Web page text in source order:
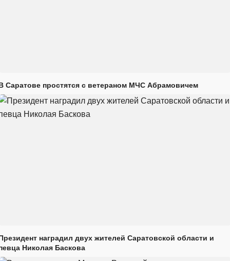
Саратове простятся с ветераном МЧС Абрамовичем
наградил двух жителей Саратовской области и
Николая Баскова